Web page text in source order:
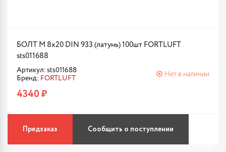
БОЛТ М 8х20 DIN 933 (латунь) 100шт FORTLUFT
sts011688
Артикул: sts011688
Бренд: FORTLUFT
Нет в наличии
4340 ₽
Предзаказ Сообщить о поступлении